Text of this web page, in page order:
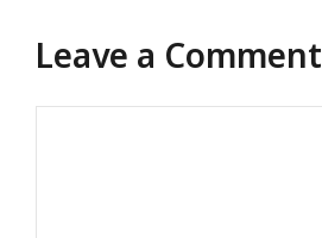
Leave a Comment